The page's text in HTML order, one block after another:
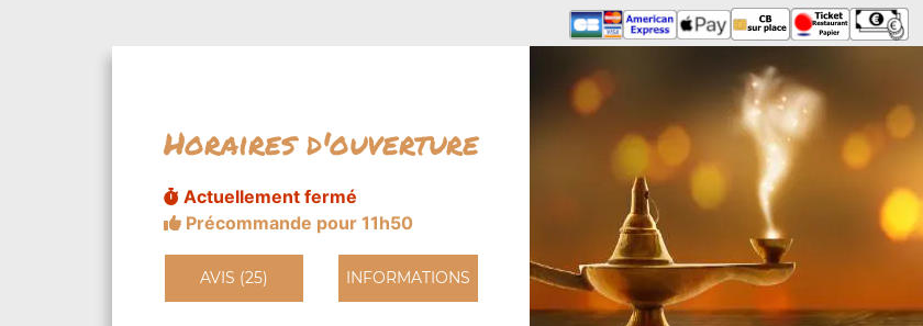
Horaires d'ouverture
Actuellement fermé
Précommande pour 11h50
AVIS (25) INFORMATIONS